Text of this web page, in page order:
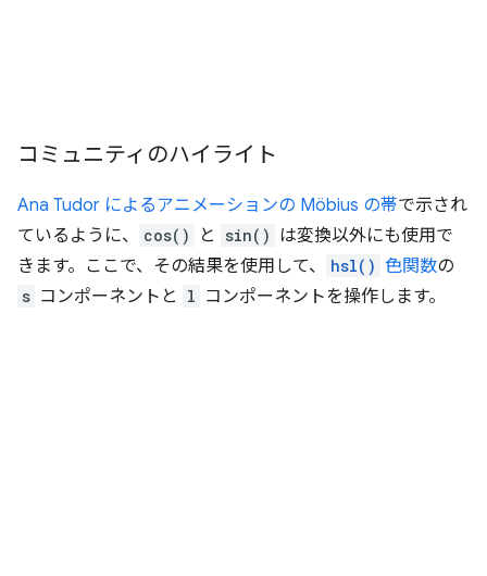
コミュニティのハイライト
Ana Tudor によるアニメーションの Möbius の帯で示され
ているように、
cos() と sin() は変換以外にも使用で
きます。ここで、その結果を使用して、
hsl() 色関数の
s コンポーネントと l コンポーネントを操作します。